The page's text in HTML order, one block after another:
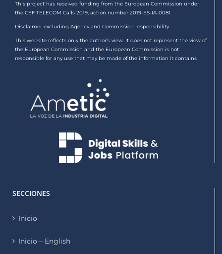
This project has received funding from the European Commission under
the CEF TELECOM Calls 2019, action number 2019-ES-IA-0081.
Disclaimer excluding Agency and Commission responsibility
This website reflects only the author’s view. It does not represent the view of
the European Commission and the European Commission is not
responsible for any use that may be made of the information it contains
SECCIONES
Inicio
Inicio – English